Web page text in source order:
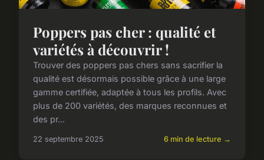
Poppers pas cher : qualité et
variétés à découvrir !
Trouver des poppers pas chers sans sacrifier la
qualité est désormais possible grâce à une large
gamme certifiée, adaptée à tous les profils. Avec
plus de 200 variétés, des marques reconnues et
des pr...
22 septembre 2025 6 min de lecture →